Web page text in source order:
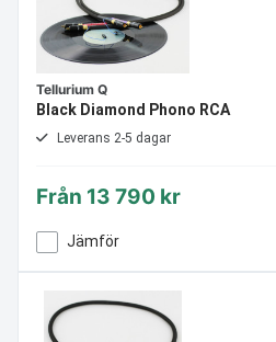
Tellurium Q
Black Diamond Phono RCA
Leverans 2-5 dagar
Från 13 790 kr
Jämför